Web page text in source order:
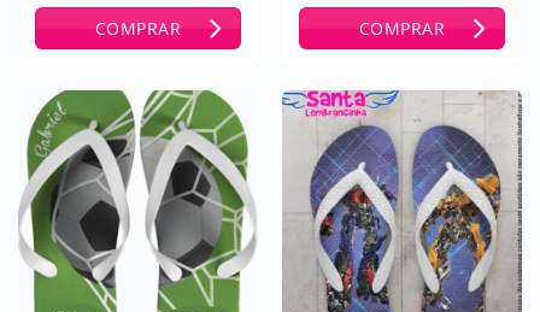
COMPRAR COMPRAR